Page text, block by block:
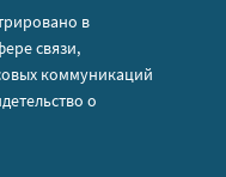
в
связи,
коммуникаций
о